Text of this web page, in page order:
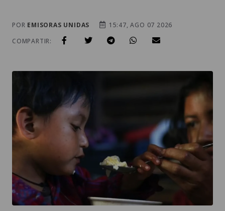
POR EMISORAS UNIDAS
15:47, AGO 07 2026
COMPARTIR: